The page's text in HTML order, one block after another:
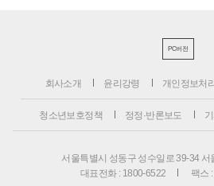
PC버전
회사소개 윤리강령 개인정보처
청소년보호정책 정정·반론보도
서울특별시 성동구 성수일로 39-34
대표전화 : 1800-6522
팩스